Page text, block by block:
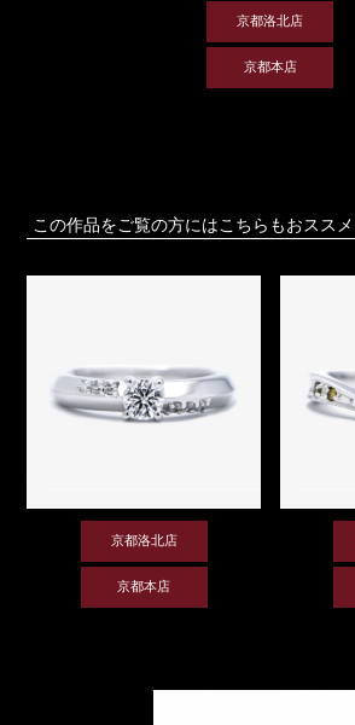
京都洛北店
京都本店
この作品をご覧の方にはこちらもおススメ
京都洛北店
京都本店